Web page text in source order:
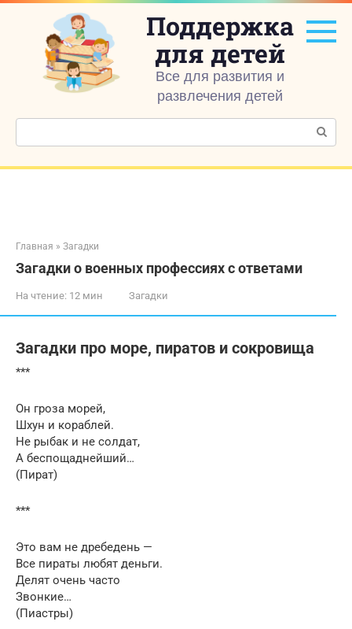
Перейти
контенту
Поддержка
для детей
Все для развития и
развлечения детей
Поиск:
Главная » Загадки
Загадки о военных профессиях с ответами
На чтение: 12 мин Загадки
Загадки про море, пиратов и сокровища
***
Он гроза морей,
Шхун и кораблей.
Не рыбак и не солдат,
А беспощаднейший…
(Пират)
***
Это вам не дребедень —
Все пираты любят деньги.
Делят очень часто
Звонкие…
(Пиастры)